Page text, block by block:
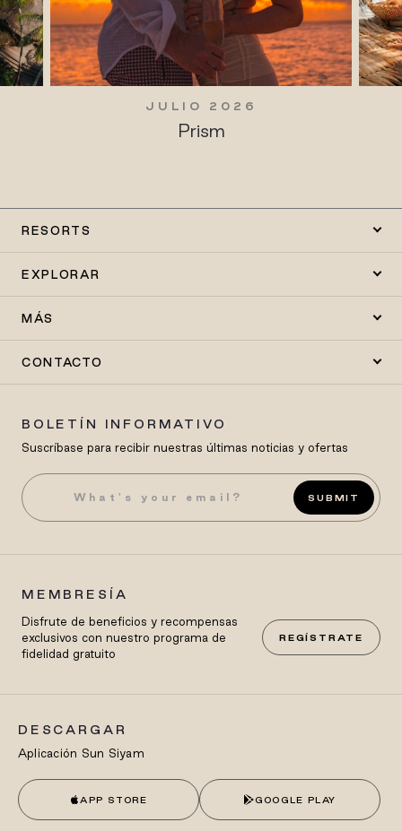
JULIO 2026
Prism
RESORTS
EXPLORAR
MÁS
CONTACTO
BOLETÍN INFORMATIVO
Suscríbase para recibir nuestras últimas noticias y ofertas
SUBMIT
MEMBRESÍA
Disfrute de beneficios y recompensas
exclusivos con nuestro programa de
fidelidad gratuito
REGÍSTRATE
DESCARGAR
Aplicación Sun Siyam
APP STORE GOOGLE PLAY